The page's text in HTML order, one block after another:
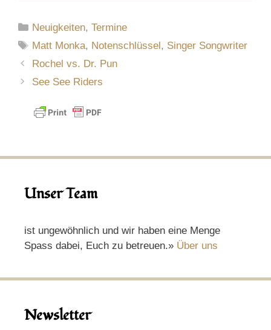
Kategorien
Neuigkeiten,Termine
Schlagwörter
Matt Monka, Notenschlüssel, Singer Songwriter
Rochel vs. Dr. Pun
See See Riders
Unser Team
ist ungewöhnlich und wir haben eine Menge
Spass dabei, Euch zu betreuen.» Über uns
Newsletter